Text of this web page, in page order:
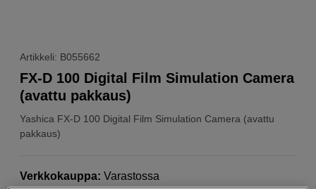
Artikkeli: B055662
Yashica FX-D 100 Digital Film Simulation Camera (avattu
pakkaus)
FX-D 100 Digital Film Simulation Camera
(avattu pakkaus)
Verkkokauppa: Varastossa